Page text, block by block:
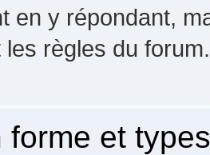
en y répondant,
règles du forum.
forme et